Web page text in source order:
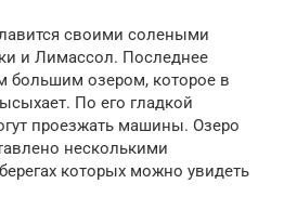
своими солеными
и Лимассол. Последнее
большим озером, которое в
По его гладкой
проезжать машины. Озеро
несколькими
которых можно увидеть